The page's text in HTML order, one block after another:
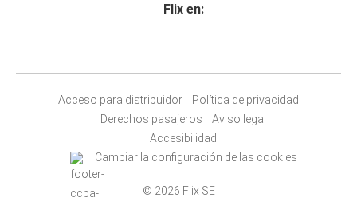
Flix en:
Acceso para distribuidor
Política de privacidad
Derechos pasajeros
Aviso legal
Accesibilidad
Cambiar la configuración de las cookies
© 2026 Flix SE